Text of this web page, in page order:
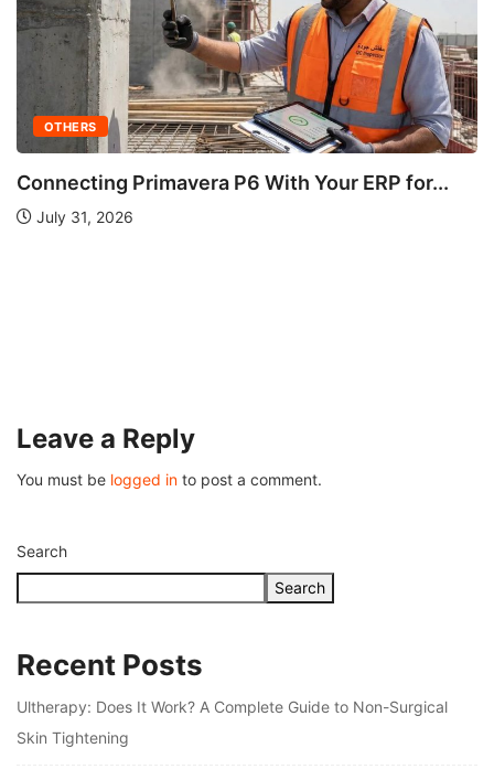
Leave a Reply
You must be logged in to post a comment.
Search
Search
Recent Posts
Ultherapy: Does It Work? A Complete Guide to Non-Surgical
Skin Tightening